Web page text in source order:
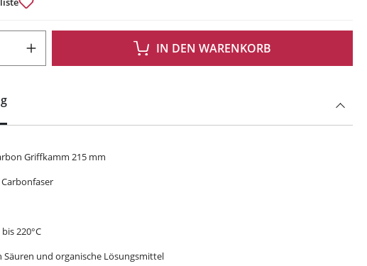
IN DEN WARENKORB
Griffkamm 215 mm
220°C
Säuren und organische Lösungsmittel